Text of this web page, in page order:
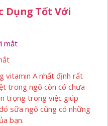
Dụng Tốt Với
vitamin A nhất định rất
trong ngô còn có chưa
trọng trong việc giúp
sữa ngô cũng có những
bạn.